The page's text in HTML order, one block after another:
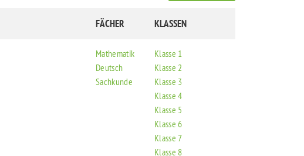
FÄCHER KLASSEN
Mathematik
Deutsch
Sachkunde
Klasse 1
Klasse 2
Klasse 3
Klasse 4
Klasse 5
Klasse 6
Klasse 7
Klasse 8